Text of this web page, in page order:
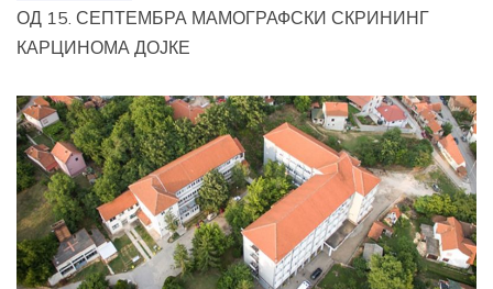
ОД 15. СЕПТЕМБРА МАМОГРАФСКИ СКРИНИНГ
КАРЦИНОМА ДОЈКЕ